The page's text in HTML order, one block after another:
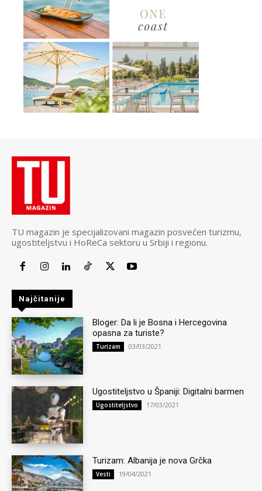
TU magazin je specijalizovani magazin posvećen turizmu,
ugostiteljstvu i HoReCa sektoru u Srbiji i regionu.
Najčitanije
Bloger: Da li je Bosna i Hercegovina
opasna za turiste?
Turizam 03/03/2021
Ugostiteljstvo u Španiji: Digitalni barmen
Ugostiteljstvo 17/03/2021
Turizam: Albanija je nova Grčka
Vesti 19/04/2021